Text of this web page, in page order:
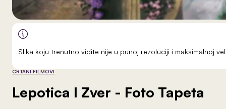
Slika koju trenutno vidite nije u punoj rezoluciji i maksimalnoj
CRTANI FILMOVI
Lepotica I Zver - Foto Tapeta